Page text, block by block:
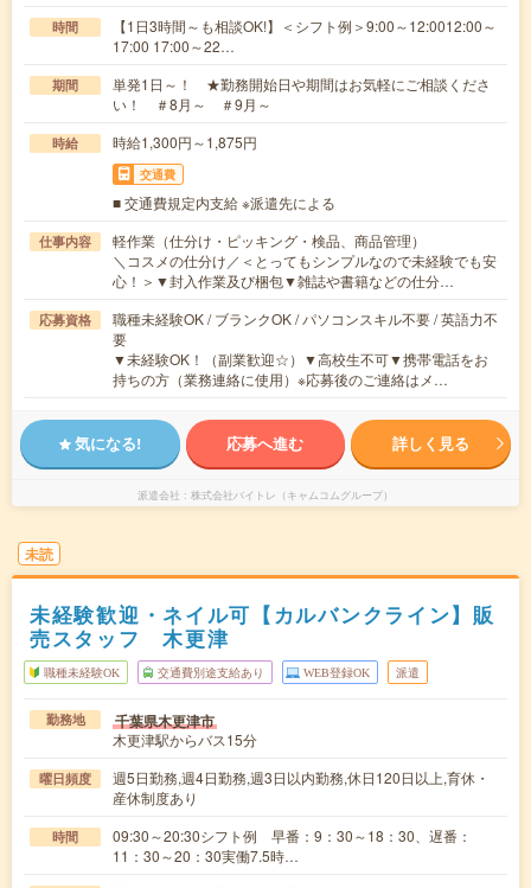
時間
【1日3時間～も相談OK!】＜シフト例＞9:00～12:0012:00～
17:00 17:00～22…
期間
単発1日～！ ★勤務開始日や期間はお気軽にご相談くださ
い！ ＃8月～ ＃9月～
時給 時給1,300円～1,875円
交通費
■ 交通費規定内支給 ※派遣先による
仕事内容
軽作業（仕分け・ピッキング・検品、商品管理）
＼コスメの仕分け／＜とってもシンプルなので未経験でも安
心！＞▼封入作業及び梱包▼雑誌や書籍などの仕分…
応募資格
職種未経験OK / ブランクOK / パソコンスキル不要 / 英語力不
要
▼未経験OK！（副業歓迎☆）▼高校生不可▼携帯電話をお
持ちの方（業務連絡に使用）※応募後のご連絡はメ…
気になる! 応募へ進む 詳しく見る
派遣会社 株式会社バイトレ（キャムコムグループ）
未読
未経験歓迎・ネイル可【カルバンクライン】販
売スタッフ 木更津
職種未経験OK 交通費別途支給あり WEB登録OK 派遣
勤務地 千葉県木更津市
木更津駅からバス15分
曜日頻度
週5日勤務,週4日勤務,週3日以内勤務,休日120日以上,育休・
産休制度あり
時間
09:30～20:30シフト例 早番：9：30～18：30、遅番：
11：30～20：30実働7.5時…